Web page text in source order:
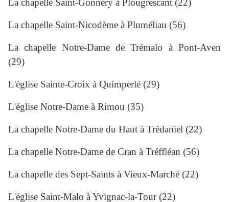
La chapelle Saint-Gonnéry à Plougrescant (22)
La chapelle Saint-Nicodème à Pluméliau (56)
La chapelle Notre-Dame de Trémalo à Pont-Aven
(29)
L'église Sainte-Croix à Quimperlé (29)
L'église Notre-Dame à Rimou (35)
La chapelle Notre-Dame du Haut à Trédaniel (22)
La chapelle Notre-Dame de Cran à Tréffléan (56)
La chapelle des Sept-Saints à Vieux-Marché (22)
L'église Saint-Malo à Yvignac-la-Tour (22)